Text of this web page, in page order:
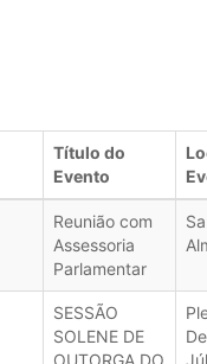
Título do
Evento
Reunião com
Assessoria
Parlamentar
SESSÃO
SOLENE DE
OUTORGA DO